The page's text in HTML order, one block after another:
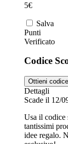
5€
Salva
Punti
Verificato
Codice
Ottieni codice
Dettagli
Scade il 12/
Usa il codice
tantissimi
idee regalo.